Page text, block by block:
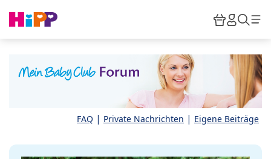
HiPP
FAQ | Private Nachrichten | Eigene Beiträge